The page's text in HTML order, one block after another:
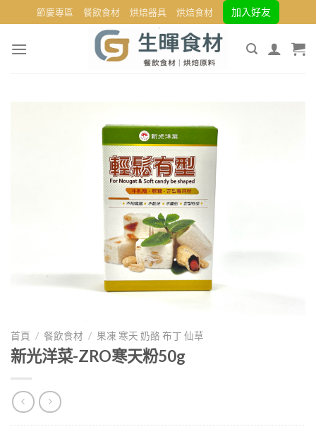
to
content
節慶專區 餐飲食材 烘焙器具 烘焙食材 加入好友
首頁 / 餐飲食材 / 果凍 寒天 奶酪 布丁 仙草
新光洋菜-ZRO寒天粉50g